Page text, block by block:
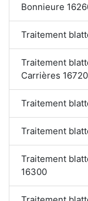
Bonnieure
Traitement
Traitement
Carrières 16720
Traitement
Traitement
Traitement
16300